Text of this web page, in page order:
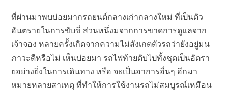
ที่ผ่านมาพบบ่อยมากรถยนต์กลางเก่ากลางใหม่ ที่เป็นตัว
อันตรายในการขับขี่ ส่วนหนึ่งมจากการขาดการดูแลจาก
เจ้าจอง หลายครั้งเกิดจากความไม่สังเกตตัวรถว่ายังอยู่มน
ภาวะดีหรือไม่ เห็นบ่อยมา รถไฟท้ายดับไปทั้งชุดเป็นอัตรา
ยอย่างยิ่งในการเดินทาง หรือ จะเป็นอาการอื่นๆ อีกมา
หมายหลายสาเหตุ ที่ทำให้การใช้งานรถไม่สมบูรณ์เหมือน